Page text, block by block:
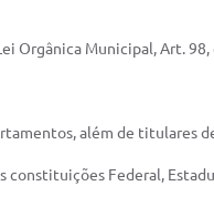
Orgânica Municipal, Art.
além de titulares
constituições Federal,